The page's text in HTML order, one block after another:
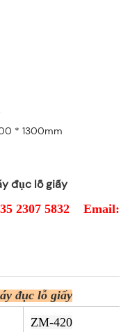
* 1300mm
đục lỗ giấy
2307 5832 Email:
đục lỗ giấy
ZM-420